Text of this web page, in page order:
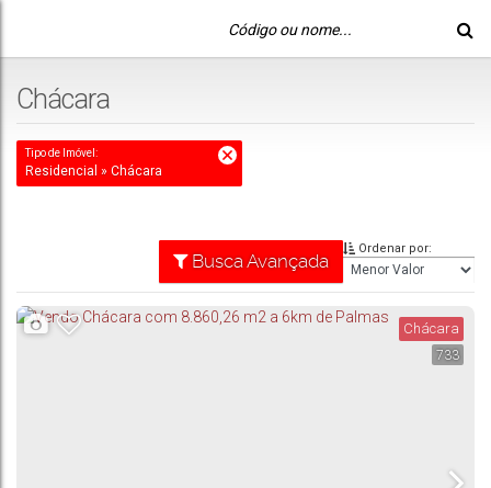
Chácara
Tipo de Imóvel:
Residencial » Chácara
Busca Avançada
Ordenar por:
733
Chácara